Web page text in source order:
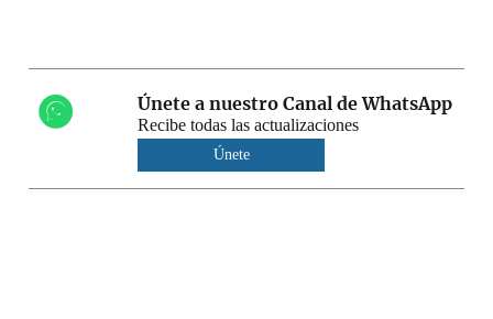
Únete a nuestro Canal de WhatsApp
Recibe todas las actualizaciones
Únete